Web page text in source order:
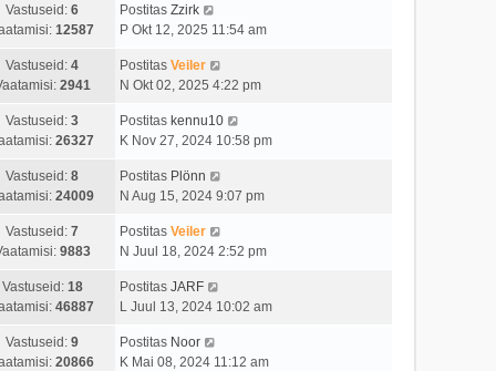
Vastuseid: 6
12587
Postitas Zzirk
P Okt 12, 2025 11:54 am
Vastuseid: 4
2941
Postitas Veiler
N Okt 02, 2025 4:22 pm
Vastuseid: 3
26327
Postitas kennu10
K Nov 27, 2024 10:58 pm
Vastuseid: 8
24009
Postitas Plönn
N Aug 15, 2024 9:07 pm
Vastuseid: 7
9883
Postitas Veiler
N Juul 18, 2024 2:52 pm
Vastuseid: 18
46887
Postitas JARF
L Juul 13, 2024 10:02 am
Vastuseid: 9
20866
Postitas Noor
K Mai 08, 2024 11:12 am